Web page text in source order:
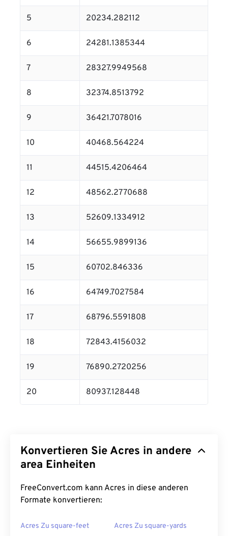
5 20234.282112
6 24281.1385344
7 28327.9949568
8 32374.8513792
9 36421.7078016
10 40468.564224
11 44515.4206464
12 48562.2770688
13 52609.1334912
14 56655.9899136
15 60702.846336
16 64749.7027584
17 68796.5591808
18 72843.4156032
19 76890.2720256
20 80937.128448
Konvertieren Sie Acres in andere
area Einheiten
FreeConvert.com kann Acres in diese anderen
Formate konvertieren:
Acres Zu square-feet Acres Zu square-yards